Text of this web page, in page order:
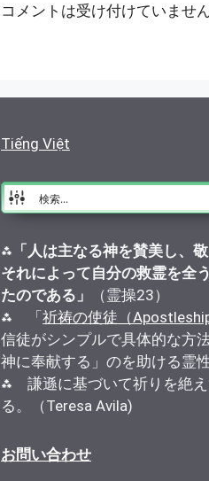
コメントは受け付けていません
Tiếng Việt
⁂ 「人は主なる神を賛美し、
それによって自分の救霊を全
たのである」
（霊操23）
⁂ 「 祈祷の使徒（
信徒がシンプルで具体的な方
神に奉献する」のを助ける霊
⁂ 謙遜に基づいて祈りを絶え
る。（Teresa Avila)
お問い合わせ